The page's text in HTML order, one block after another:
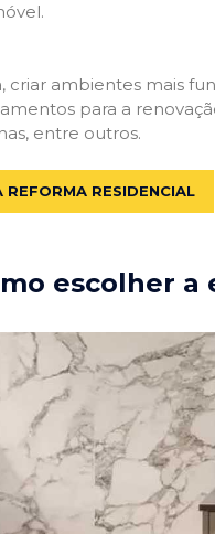
criar ambientes mais
para a
entre outros.
REFORMA RESIDENCIAL
escolher a